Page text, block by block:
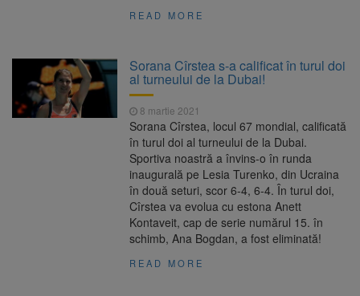
READ MORE
Sorana Cîrstea s-a calificat în turul doi
al turneului de la Dubai!
8 martie 2021
Sorana Cîrstea, locul 67 mondial, calificată
în turul doi al turneului de la Dubai.
Sportiva noastră a învins-o în runda
inaugurală pe Lesia Turenko, din Ucraina
în două seturi, scor 6-4, 6-4. În turul doi,
Cîrstea va evolua cu estona Anett
Kontaveit, cap de serie numărul 15. în
schimb, Ana Bogdan, a fost eliminată!
READ MORE